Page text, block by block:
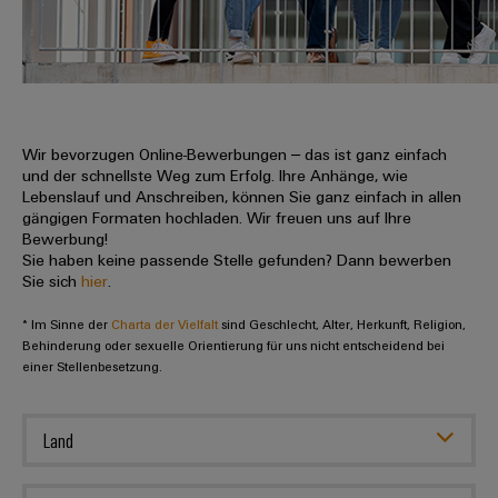
erlebbar
werden.
Datencenter
Produkte
für
Rechenzentren
–
effizient,
zuverlässig,
skalierbar
Energiespeicher
Lösungen
und
Anschlusstechnologie
DC-
u-
OS
Edge
Computing
Industrial
5G
Single
Leiterplattenklemmen
Gehäusesysteme
komponenten
Kabeleinführungssysteme
und
-
komponenten
Anschlussleitungen,
Patchkabel
Fast
Delivery
Beratung
und
digitale
Planung
easyConnect
-
Ihre
uns
Promotionfahrzeug
Distribution
Info
für
unsere
Partner
Vertrieb
Weidmüller
Zahlen
Unser
Vorstand
Nachhaltigkeit
Academy
People
Karriere
Stellen
für
Berufserfahrene
Für
Studierende
Werkstudententätigkeiten
Praktika
Abschlussarbeiten
Wir bevorzugen Online-Bewerbungen – das ist ganz einfach
und der schnellste Weg zum Erfolg. Ihre Anhänge, wie
Lebenslauf und Anschreiben, können Sie ganz einfach in allen
gängigen Formaten hochladen. Wir freuen uns auf Ihre
Bewerbung!
Sie haben keine passende Stelle gefunden? Dann bewerben
Sie sichhier
* Im Sinne der Charta der Vielfalt sind Geschlecht, Alter, Herkunft, Religion,
Behinderung oder sexuelle Orientierung für uns nicht entscheidend bei
einer Stellenbesetzung.
Land